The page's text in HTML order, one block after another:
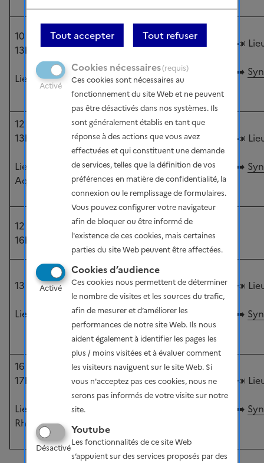
Tout accepter Tout refuser
Cookies nécessaires(requis)
Activé
Ces cookies sont nécessaires au
fonctionnement du site Web et ne peuvent
pas être désactivés dans nos systèmes. Ils
sont généralement établis en tant que
réponse à des actions que vous avez
effectuées et qui constituent une demande
de services, telles que la définition de vos
préférences en matière de confidentialité, la
connexion ou le remplissage de formulaires.
Vous pouvez configurer votre navigateur
afin de bloquer ou être informé de
l'existence de ces cookies, mais certaines
parties du site Web peuvent être affectées.
Cookies d’audience
Activé
Ces cookies nous permettent de déterminer
le nombre de visites et les sources du trafic,
afin de mesurer et d’améliorer les
performances de notre site Web. Ils nous
aident également à identifier les pages les
plus / moins visitées et à évaluer comment
les visiteurs naviguent sur le site Web. Si
vous n'acceptez pas ces cookies, nous ne
serons pas informés de votre visite sur notre
site.
Youtube
Désactivé
Les fonctionnalités de ce site Web
s’appuient sur des services proposés par des
10 décembre 2024
13h30-17h30
Lieu : Ile de France
Ateliers de
construction de
réduction des
émissions de gaz à
effet de serre
📣
➡️
12 décembre 2024
13h30-17h00
Lieu : Nouvelle-
Aquitaine
Ateliers de
construction de
scénarios de
réduction des
émissions de gaz à
effet de serre
📣
➡️
12 décembre 2024
16h00-17h00
Webinaire de
présentation du
projet de SDMP 3
13 décembre 2024
Lieu : Occitanie
Ateliers de
construction de
scénarios de
réduction des
émissions de gaz à
effet de serre
📣
➡️
16 décembre 2024
17h00-20h00
Lieu : Auvergne-
Rhône Alpes
Ateliers de
construction de
scénarios de
effet de serre
📣
➡️